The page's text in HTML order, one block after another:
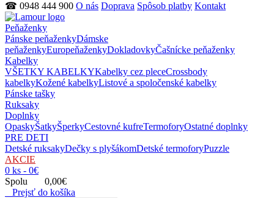
☎ 0948 444 900 O nás Doprava Spôsob platby Kontakt
Peňaženky
Pánske peňaženkyDámske
peňaženkyEuropeňaženkyDokladovkyČašnícke peňaženky
Kabelky
VŠETKY KABELKYKabelky cez pleceCrossbody
kabelkyKožené kabelkyListové a spoločenské kabelky
Pánske tašky
Ruksaky
Doplnky
OpaskyŠatkyŠperkyCestovné kufreTermoforyOstatné doplnky
PRE DETI
Detské ruksakyDečky s plyšákomDetské termoforyPuzzle
AKCIE
0 ks - 0€
Spolu 0,00€
Prejsť do košíka